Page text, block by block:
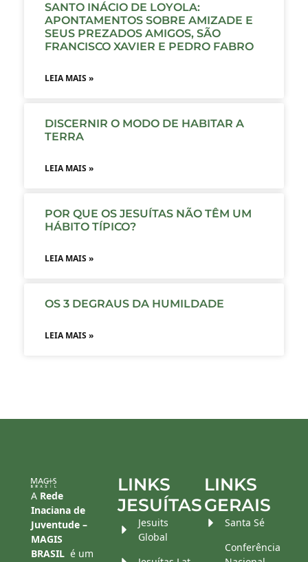
SANTO INÁCIO DE LOYOLA:
APONTAMENTOS SOBRE AMIZADE E
SEUS PREZADOS AMIGOS, SÃO
FRANCISCO XAVIER E PEDRO FABRO
LEIA MAIS »
DISCERNIR O MODO DE HABITAR A
TERRA
LEIA MAIS »
POR QUE OS JESUÍTAS NÃO TÊM UM
HÁBITO TÍPICO?
LEIA MAIS »
OS 3 DEGRAUS DA HUMILDADE
LEIA MAIS »
A Rede
Inaciana de
Juventude –
MAGIS
BRASIL é um
LINKS
JESUÍTAS
Jesuits
Global
LINKS
GERAIS
Santa Sé
Conferência